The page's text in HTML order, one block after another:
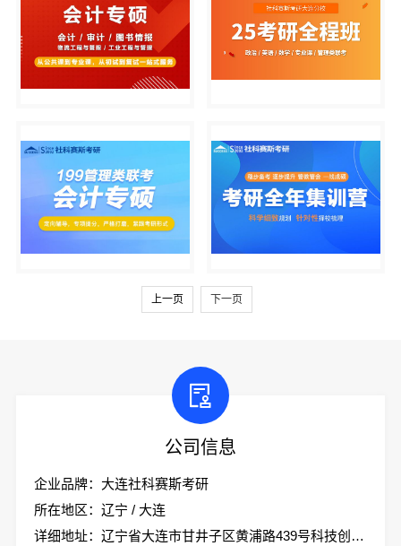
上一页 下一页
公司信息
企业品牌：大连社科赛斯考研
所在地区：辽宁 / 大连
详细地址：辽宁省大连市甘井子区黄浦路439号科技创业大厦2楼社科赛斯考研